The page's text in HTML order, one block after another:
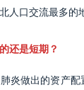
人口交流最多的
还是短期？
炎做出的资产